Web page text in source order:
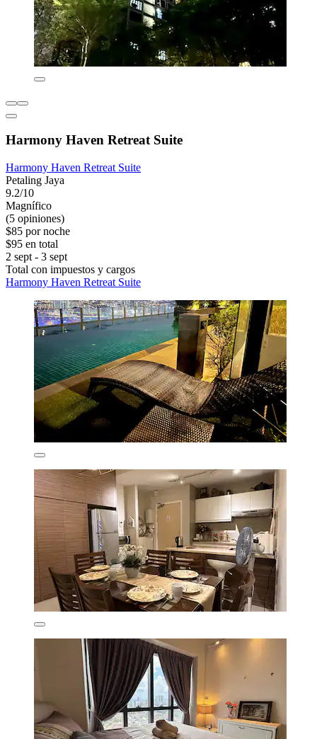
Harmony Haven Retreat Suite
Harmony Haven Retreat Suite
Petaling Jaya
9.2/10
Magnífico
(5 opiniones)
$85 por noche
$95 en total
2 sept - 3 sept
Total con impuestos y cargos
Harmony Haven Retreat Suite